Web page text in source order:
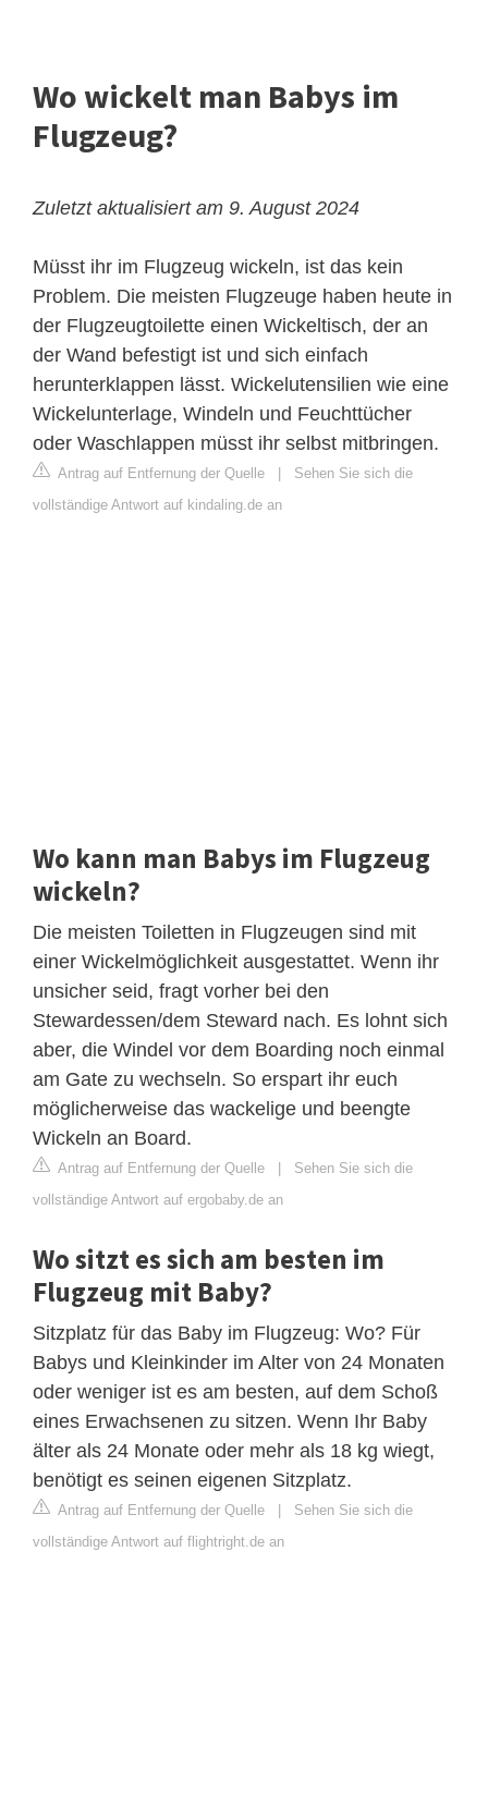
Wo wickelt man Babys im
Flugzeug?
Zuletzt aktualisiert am 9. August 2024
Müsst ihr im Flugzeug wickeln, ist das kein
Problem. Die meisten Flugzeuge haben heute in
der Flugzeugtoilette einen Wickeltisch, der an
der Wand befestigt ist und sich einfach
herunterklappen lässt. Wickelutensilien wie eine
Wickelunterlage, Windeln und Feuchttücher
oder Waschlappen müsst ihr selbst mitbringen.
Antrag auf Entfernung der Quelle
Sehen Sie sich die
vollständige Antwort auf kindaling.de an
Wo kann man Babys im Flugzeug
wickeln?
Die meisten Toiletten in Flugzeugen sind mit
einer Wickelmöglichkeit ausgestattet. Wenn ihr
unsicher seid, fragt vorher bei den
Stewardessen/dem Steward nach. Es lohnt sich
aber, die Windel vor dem Boarding noch einmal
am Gate zu wechseln. So erspart ihr euch
möglicherweise das wackelige und beengte
Wickeln an Board.
Antrag auf Entfernung der Quelle
Sehen Sie sich die
vollständige Antwort auf ergobaby.de an
Wo sitzt es sich am besten im
Flugzeug mit Baby?
Sitzplatz für das Baby im Flugzeug: Wo? Für
Babys und Kleinkinder im Alter von 24 Monaten
oder weniger ist es am besten, auf dem Schoß
eines Erwachsenen zu sitzen. Wenn Ihr Baby
älter als 24 Monate oder mehr als 18 kg wiegt,
benötigt es seinen eigenen Sitzplatz.
Antrag auf Entfernung der Quelle
Sehen Sie sich die
vollständige Antwort auf flightright.de an